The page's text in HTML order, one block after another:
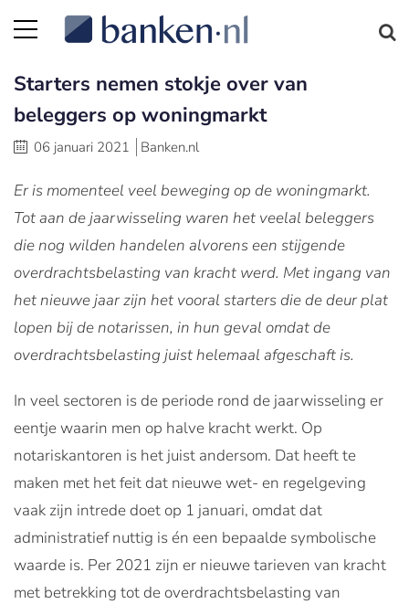
Starters nemen stokje over van
beleggers op woningmarkt
06 januari 2021 Banken.nl
Er is momenteel veel beweging op de woningmarkt.
Tot aan de jaarwisseling waren het veelal beleggers
die nog wilden handelen alvorens een stijgende
overdrachtsbelasting van kracht werd. Met ingang van
het nieuwe jaar zijn het vooral starters die de deur plat
lopen bij de notarissen, in hun geval omdat de
overdrachtsbelasting juist helemaal afgeschaft is.
In veel sectoren is de periode rond de jaarwisseling er
eentje waarin men op halve kracht werkt. Op
notariskantoren is het juist andersom. Dat heeft te
maken met het feit dat nieuwe wet- en regelgeving
vaak zijn intrede doet op 1 januari, omdat dat
administratief nuttig is én een bepaalde symbolische
waarde is. Per 2021 zijn er nieuwe tarieven van kracht
met betrekking tot de overdrachtsbelasting van